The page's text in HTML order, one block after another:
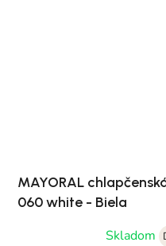
MAYORAL
060 white - Biela
Skladom